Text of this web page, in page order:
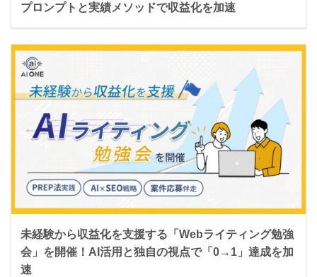
プロンプトと実績メソッドで収益化を加速
未経験から収益化を支援する「Webライティング勉強
会」を開催！AI活用と独自の視点で「0→1」達成を加
速